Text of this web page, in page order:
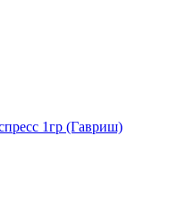
1гр (Гавриш)